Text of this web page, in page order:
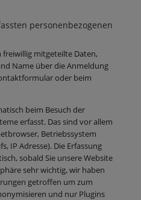
personenbezogenen
freiwillig mitgeteilte Daten,
Name über die Anmeldung
oder beim
beim Besuch der
erfasst. Das sind vor allem
Betriebssystem
IP Adresse). Die Erfassung
sobald Sie unsere Website
sehr wichtig, wir haben
getroffen um zum
und nur Plugins